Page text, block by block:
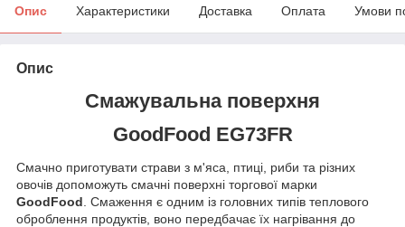
Опис Характеристики Доставка Оплата Умови
Опис
Смажувальна поверхня
GoodFood EG73FR
Смачно приготувати страви з м'яса, птиці, риби та різних
овочів допоможуть смачні поверхні торгової марки
GoodFood . Смаження є одним із головних типів теплового
оброблення продуктів, воно передбачає їх нагрівання до